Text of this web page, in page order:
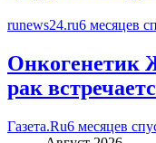
runews24.ru6 месяцев
Онкогенетик
рак
Газета.Ru6 месяцев